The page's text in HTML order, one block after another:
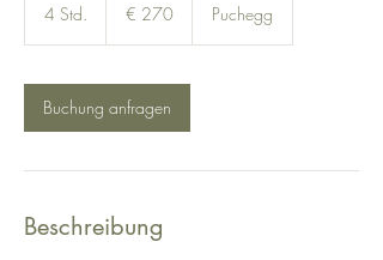
4 Std.
d
.
€ 270 Puchegg
Buchung anfragen
Beschreibung